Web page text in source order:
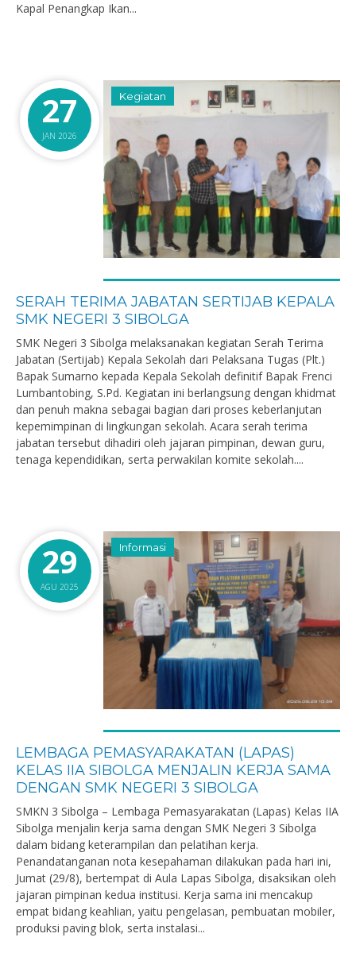
Kapal Penangkap Ikan...
27
JAN 2026
Kegiatan
SERAH TERIMA JABATAN SERTIJAB KEPALA
SMK NEGERI 3 SIBOLGA
SMK Negeri 3 Sibolga melaksanakan kegiatan Serah Terima
Jabatan (Sertijab) Kepala Sekolah dari Pelaksana Tugas (Plt.)
Bapak Sumarno kepada Kepala Sekolah definitif Bapak Frenci
Lumbantobing, S.Pd. Kegiatan ini berlangsung dengan khidmat
dan penuh makna sebagai bagian dari proses keberlanjutan
kepemimpinan di lingkungan sekolah. Acara serah terima
jabatan tersebut dihadiri oleh jajaran pimpinan, dewan guru,
tenaga kependidikan, serta perwakilan komite sekolah....
29
AGU 2025
Informasi
LEMBAGA PEMASYARAKATAN (LAPAS)
KELAS IIA SIBOLGA MENJALIN KERJA SAMA
DENGAN SMK NEGERI 3 SIBOLGA
SMKN 3 Sibolga – Lembaga Pemasyarakatan (Lapas) Kelas IIA
Sibolga menjalin kerja sama dengan SMK Negeri 3 Sibolga
dalam bidang keterampilan dan pelatihan kerja.
Penandatanganan nota kesepahaman dilakukan pada hari ini,
Jumat (29/8), bertempat di Aula Lapas Sibolga, disaksikan oleh
jajaran pimpinan kedua institusi. Kerja sama ini mencakup
empat bidang keahlian, yaitu pengelasan, pembuatan mobiler,
produksi paving blok, serta instalasi...